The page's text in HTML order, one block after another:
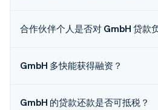
合作伙伴个人是否对 GmbH 贷款
GmbH 多快能获得融资？
GmbH 的贷款还款是否可抵税？
爱尔兰
English
奥地利
澳大利亚